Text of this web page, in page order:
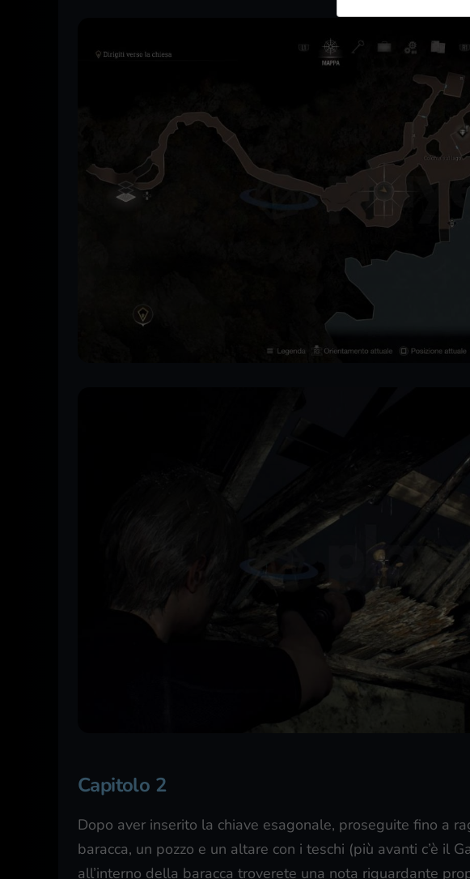
Capitolo 2
Dopo aver inserito la chiave esagonale, proseguite fino a
baracca, un pozzo e un altare con i teschi (più avanti c’è il
all’interno della baracca troverete una nota riguardante